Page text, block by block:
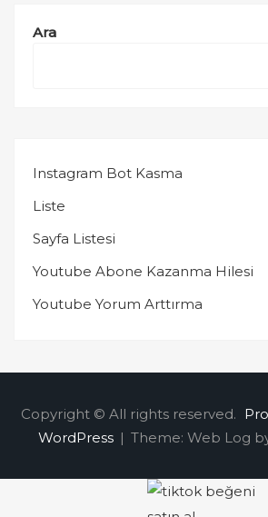
Ara
Instagram Bot Kasma
Liste
Sayfa Listesi
Youtube Abone Kazanma Hilesi
Youtube Yorum Arttırma
Copyright © All rights reserved.
WordPress | Theme: Web Log